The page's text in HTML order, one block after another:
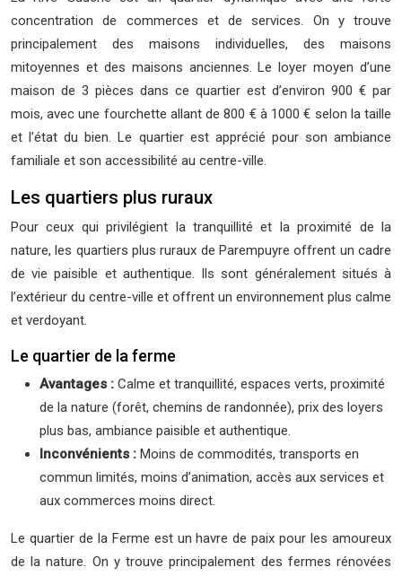
concentration de commerces et de services. On y trouve
principalement des maisons individuelles, des maisons
mitoyennes et des maisons anciennes. Le loyer moyen d’une
maison de 3 pièces dans ce quartier est d’environ 900 € par
mois, avec une fourchette allant de 800 € à 1000 € selon la taille
et l’état du bien. Le quartier est apprécié pour son ambiance
familiale et son accessibilité au centre-ville.
Les quartiers plus ruraux
Pour ceux qui privilégient la tranquillité et la proximité de la
nature, les quartiers plus ruraux de Parempuyre offrent un cadre
de vie paisible et authentique. Ils sont généralement situés à
l’extérieur du centre-ville et offrent un environnement plus calme
et verdoyant.
Le quartier de la ferme
Avantages : Calme et tranquillité, espaces verts, proximité
de la nature (forêt, chemins de randonnée), prix des loyers
plus bas, ambiance paisible et authentique.
Inconvénients : Moins de commodités, transports en
commun limités, moins d’animation, accès aux services et
aux commerces moins direct.
Le quartier de la Ferme est un havre de paix pour les amoureux
de la nature. On y trouve principalement des fermes rénovées